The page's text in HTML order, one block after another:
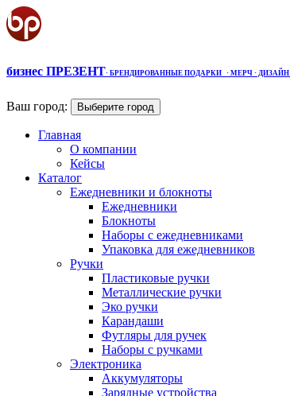
бизнес ПРЕЗЕНТ· БРЕНДИРОВАННЫЕ ПОДАРКИ · МЕРЧ · ДИЗАЙН
Ваш город: Выберите город
Главная
О компании
Кейсы
Каталог
Ежедневники и блокноты
Ежедневники
Блокноты
Наборы с ежедневниками
Упаковка для ежедневников
Ручки
Пластиковые ручки
Металлические ручки
Эко ручки
Карандаши
Футляры для ручек
Наборы с ручками
Электроника
Аккумуляторы
Зарядные устройства